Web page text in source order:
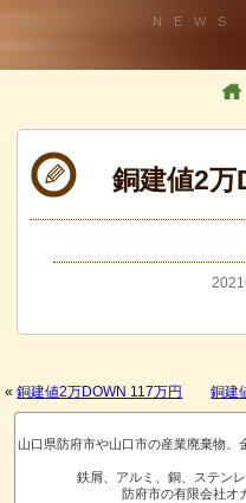
銅建値2
2021
«銅建値2万DOWN 117万円 銅建
山口県防府市や山口市の産業廃棄物
鉄屑、アルミ、銅、ステン
防府市の有限会社オ